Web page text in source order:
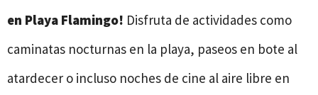
en Playa Flamingo! Disfruta de actividades como
caminatas nocturnas en la playa, paseos en bote al
atardecer o incluso noches de cine al aire libre en